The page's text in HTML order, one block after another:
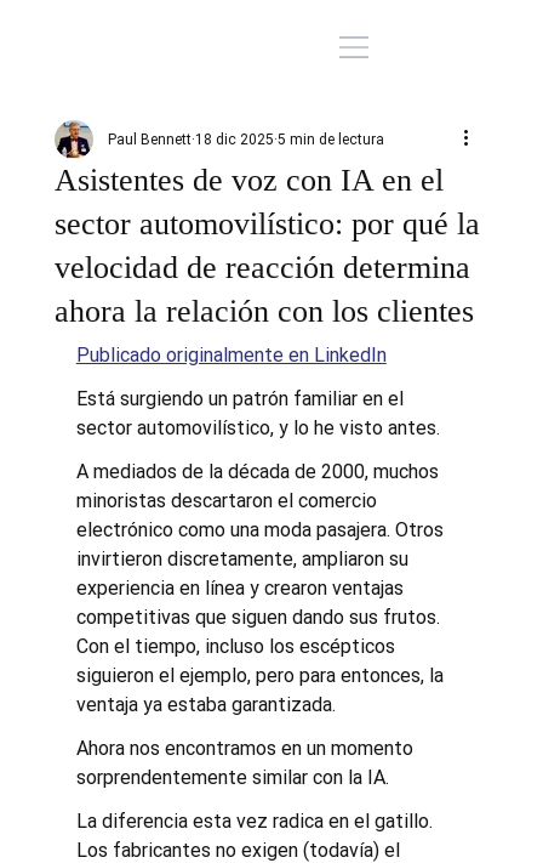
Asistentes de voz con IA en el
sector automovilístico: por qué la
velocidad de reacción determina
ahora la relación con los clientes
Paul Bennett 18 dic 2025 5 min de lectura
Publicado originalmente en LinkedIn
Está surgiendo un patrón familiar en el
sector automovilístico, y lo he visto antes.
A mediados de la década de 2000, muchos
minoristas descartaron el comercio
electrónico como una moda pasajera. Otros
invirtieron discretamente, ampliaron su
experiencia en línea y crearon ventajas
competitivas que siguen dando sus frutos.
Con el tiempo, incluso los escépticos
siguieron el ejemplo, pero para entonces, la
ventaja ya estaba garantizada.
Ahora nos encontramos en un momento
sorprendentemente similar con la IA.
La diferencia esta vez radica en el gatillo.
Los fabricantes no exigen (todavía) el